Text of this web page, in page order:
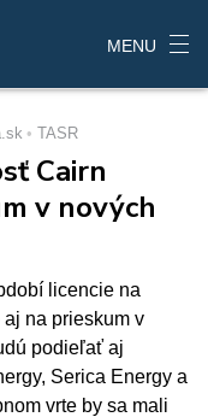
MENU
TASR
Cairn
v nových
licencie na
na prieskum v
podieľať aj
Serica Energy a
vrte by sa mali